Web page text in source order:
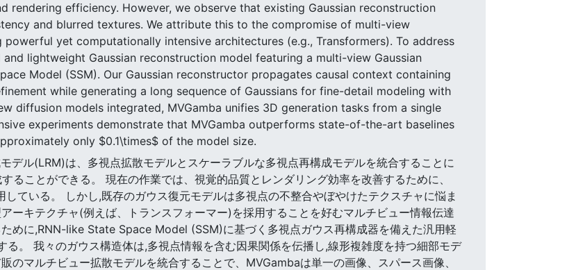
rendering efficiency. However, we observe that existing Gaussian reconstruction
and blurred textures. We attribute this to the compromise of multi-view
yet computationally intensive architectures (e.g., Transformers). To address
lightweight Gaussian reconstruction model featuring a multi-view Gaussian
Model (SSM). Our Gaussian reconstructor propagates causal context containing
while generating a long sequence of Gaussians for fine-detail modeling with
diffusion models integrated, MVGamba unifies 3D generation tasks from a single
experiments demonstrate that MVGamba outperforms state-of-the-art baselines
only $0.1\times$ of the model size.
デル(LRM)は、多視点拡散モデルとスケーラブルな多視点再構成モデルを統合することに
ることができる。 現在の作業では、視覚的品質とレンダリング効率を改善するために、
ている。 しかし,既存のガウス復元モデルは多視点の不整合やぼやけたテクスチャに悩ま
ーキテクチャ(例えば、トランスフォーマー)を採用することを好むマルチビュー情報伝達
めに,RNN-like State Space Model (SSM)に基づく多視点ガウス再構成器を備えた汎用軽
。 我々のガウス構造体は,多視点情報を含む因果関係を伝播し,線形複雑度を持つ細部モデ
のマルチビュー拡散モデルを統合することで、MVGambaは単一の画像、スパース画像、